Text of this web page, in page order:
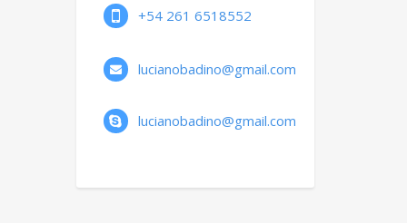
+54 261 6518552
lucianobadino@gmail.com
lucianobadino@gmail.com